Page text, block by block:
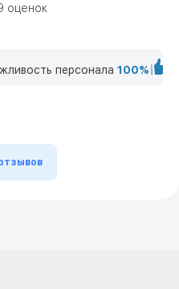
оценок
персонала 100%